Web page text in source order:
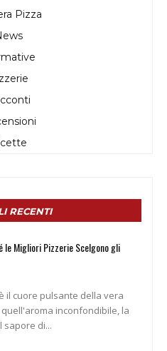
Pizza
RECENTI
le Migliori Pizzerie Scelgono gli
il cuore pulsante della vera
inconfondibile, la
sapore di...